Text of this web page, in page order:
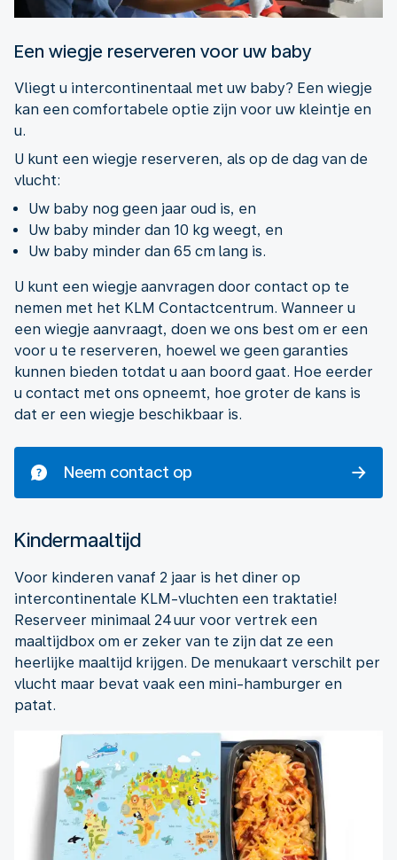
Een wiegje reserveren voor uw baby
Vliegt u intercontinentaal met uw baby? Een wiegje
kan een comfortabele optie zijn voor uw kleintje en
u.
U kunt een wiegje reserveren, als op de dag van de
vlucht:
Uw baby nog geen jaar oud is, en
Uw baby minder dan 10 kg weegt, en
Uw baby minder dan 65 cm lang is.
U kunt een wiegje aanvragen door contact op te
nemen met het KLM Contactcentrum. Wanneer u
een wiegje aanvraagt, doen we ons best om er een
voor u te reserveren, hoewel we geen garanties
kunnen bieden totdat u aan boord gaat. Hoe eerder
u contact met ons opneemt, hoe groter de kans is
dat er een wiegje beschikbaar is.
Neem contact op
Kindermaaltijd
Voor kinderen vanaf 2 jaar is het diner op
intercontinentale KLM-vluchten een traktatie!
Reserveer minimaal 24 uur voor vertrek een
maaltijdbox om er zeker van te zijn dat ze een
heerlijke maaltijd krijgen. De menukaart verschilt per
vlucht maar bevat vaak een mini-hamburger en
patat.